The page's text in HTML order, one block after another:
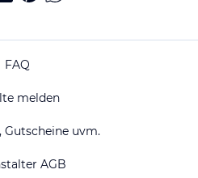
FAQ
melden
Gutscheine uvm.
AGB